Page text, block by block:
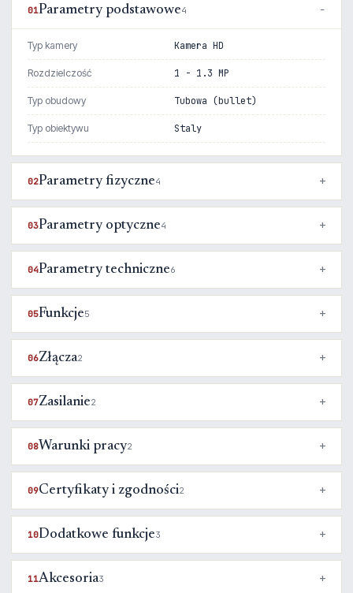
01Parametry podstawowe4
Typ kamery Kamera HD
Rozdzielczość 1 - 1.3 MP
Typ obudowy Tubowa (bullet)
Typ obiektywu Staly
02Parametry fizyczne4
03Parametry optyczne4
04Parametry techniczne6
05Funkcje5
06Złącza2
07Zasilanie2
08Warunki pracy2
09Certyfikaty i zgodności2
10Dodatkowe funkcje3
11Akcesoria3